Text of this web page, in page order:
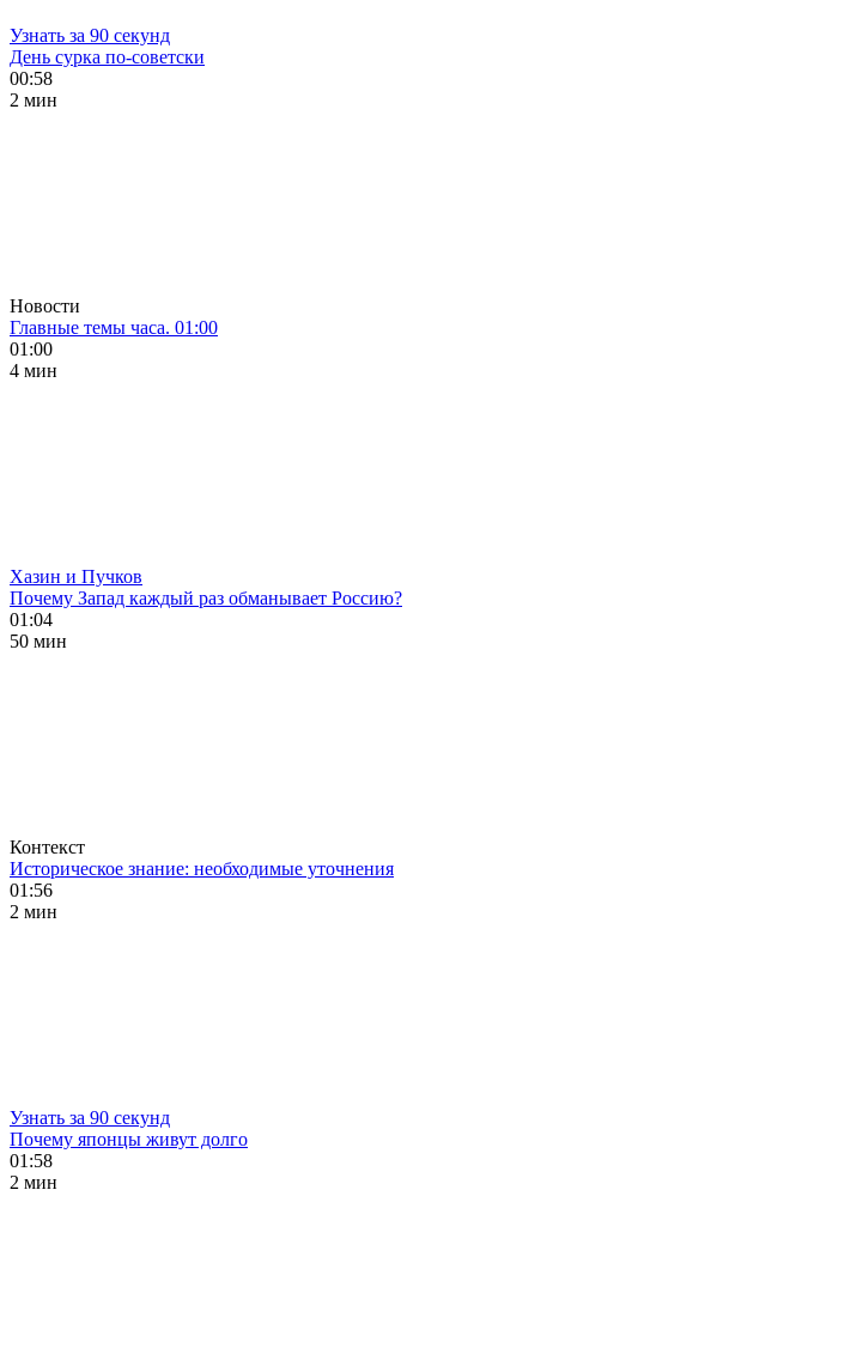
Узнать за 90 секунд
День сурка по-советски
00:58
2 мин
Новости
Главные темы часа. 01:00
01:00
4 мин
Хазин и Пучков
Почему Запад каждый раз обманывает Россию?
01:04
50 мин
Контекст
Историческое знание: необходимые уточнения
01:56
2 мин
Узнать за 90 секунд
Почему японцы живут долго
01:58
2 мин